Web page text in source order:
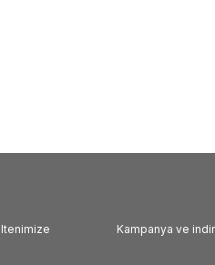
Kampanya ve